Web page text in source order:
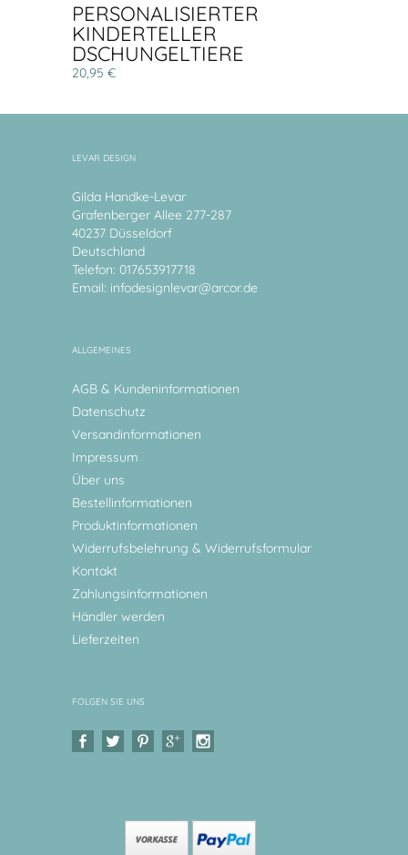
PERSONALISIERTER
KINDERTELLER
DSCHUNGELTIERE
20,95 €
LEVAR DESIGN
Gilda Handke-Levar
Grafenberger Allee 277-287
40237 Düsseldorf
Deutschland
Telefon: 017653917718
Email: infodesignlevar@arcor.de
ALLGEMEINES
AGB & Kundeninformationen
Datenschutz
Versandinformationen
Impressum
Über uns
Bestellinformationen
Produktinformationen
Widerrufsbelehrung & Widerrufsformular
Kontakt
Zahlungsinformationen
Händler werden
Lieferzeiten
FOLGEN SIE UNS